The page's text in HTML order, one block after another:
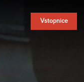
Vstopnice